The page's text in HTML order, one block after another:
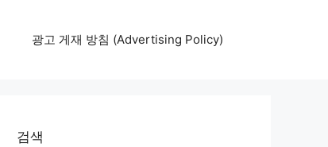
광고 게재 방침 (Advertising Policy)
검색